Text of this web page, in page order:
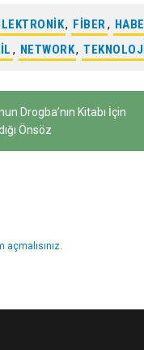
, FIBER,
, NETWORK,
Drogba’nın Kitabı İçin
Önsöz
açmalısınız